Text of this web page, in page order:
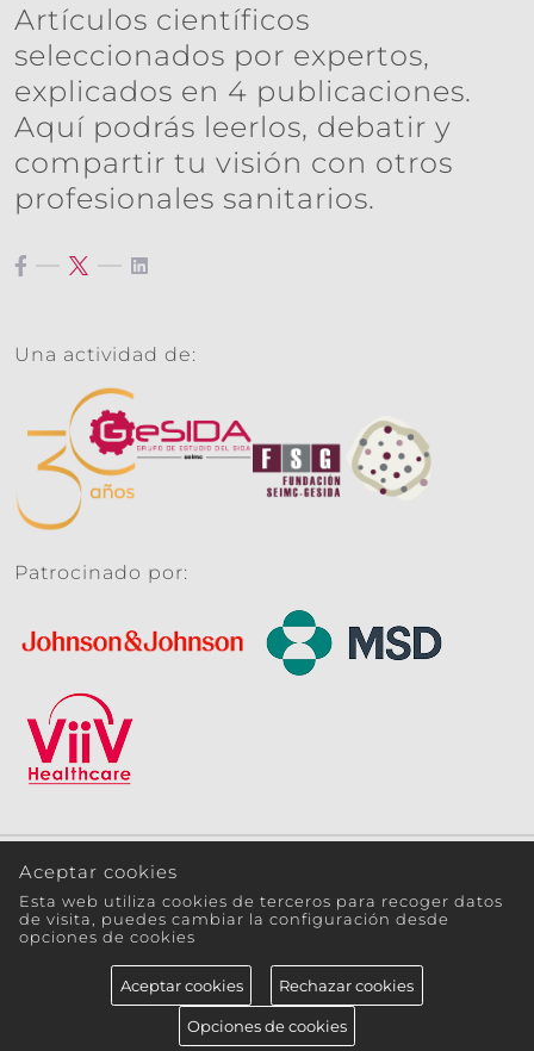
Artículos científicos
seleccionados por expertos,
explicados en 4 publicaciones.
Aquí podrás leerlos, debatir y
compartir tu visión con otros
profesionales sanitarios.
Una actividad de:
Patrocinado por:
gesida@seimc.org
Aviso legal
privacidad
Aceptar cookies
Esta web utiliza cookies de terceros para recoger datos
de visita, puedes cambiar la configuración desde
opciones de cookies
Aceptar cookies Rechazar cookies
Opciones de cookies